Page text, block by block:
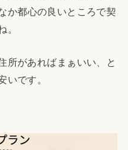
か都心の良いところで契
。
所があればまぁいい、と
いです。